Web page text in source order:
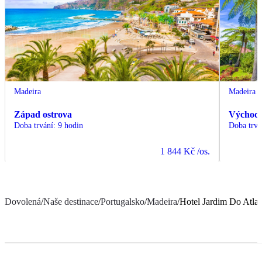
Madeira
Západ ostrova
Doba trvání: 9 hodin
1 844 Kč /os.
Madeira
Východ
Doba
Dovolená/Naše destinace/Portugalsko/Madeira/Hotel Jardim Do